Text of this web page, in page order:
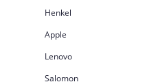
Henkel
Apple
Lenovo
Salomon